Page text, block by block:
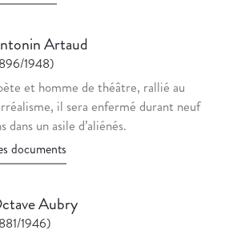
Artaud
1948)
et homme de théâtre, rallié au
il sera enfermé durant neuf
dans un asile d’aliénés.
documents
Aubry
1946)